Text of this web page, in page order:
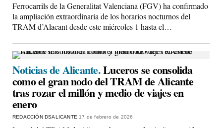
Ferrocarrils de la Generalitat Valenciana (FGV) ha confirmado
la ampliación extraordinaria de los horarios nocturnos del
TRAM d’Alacant desde este miércoles 1 hasta el…
Noticias de Alicante.Luceros se consolida
como el gran nodo del TRAM de Alicante
tras rozar el millón y medio de viajes en
enero
REDACCIÓN DSALICANTE17 de febrero de 2026